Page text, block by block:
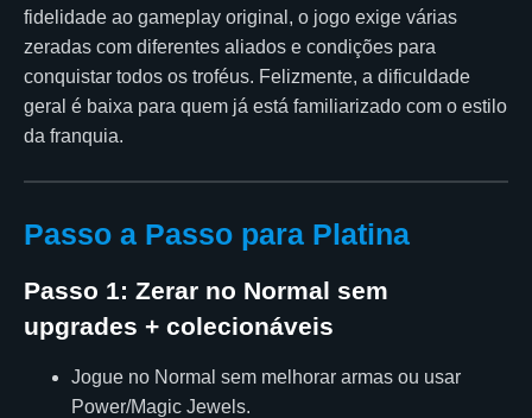
fidelidade ao gameplay original, o jogo exige várias
zeradas com diferentes aliados e condições para
conquistar todos os troféus. Felizmente, a dificuldade
geral é baixa para quem já está familiarizado com o estilo
da franquia.
Passo a Passo para Platina
Passo 1: Zerar no Normal sem
upgrades + colecionáveis
Jogue no Normal sem melhorar armas ou usar
Power/Magic Jewels.